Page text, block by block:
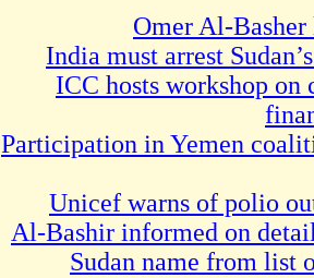
Omer Al-
India must arrest
ICC hosts workshop on
Participation in Yemen
Unicef warns of polio
Al-Bashir informed on
Sudan name from list